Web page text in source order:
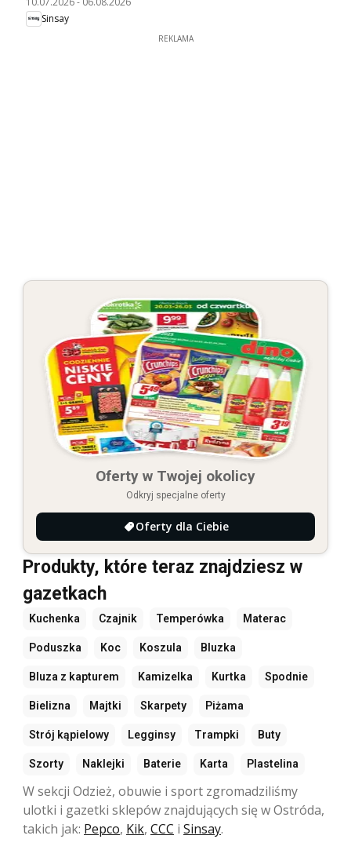
Sinsay
REKLAMA
Oferty w Twojej okolicy
Odkryj specjalne oferty
Oferty dla Ciebie
Produkty, które teraz znajdziesz w
gazetkach
Kuchenka Czajnik Temperówka Materac
Poduszka Koc Koszula Bluzka
Bluza z kapturem Kamizelka Kurtka Spodnie
Bielizna Majtki Skarpety Piżama
Strój kąpielowy Legginsy Trampki Buty
Szorty Naklejki Baterie Karta Plastelina
W sekcji Odzież, obuwie i sport zgromadziliśmy
ulotki i gazetki sklepów znajdujących się w Ostróda,
takich jak: Pepco, Kik, CCC i Sinsay.